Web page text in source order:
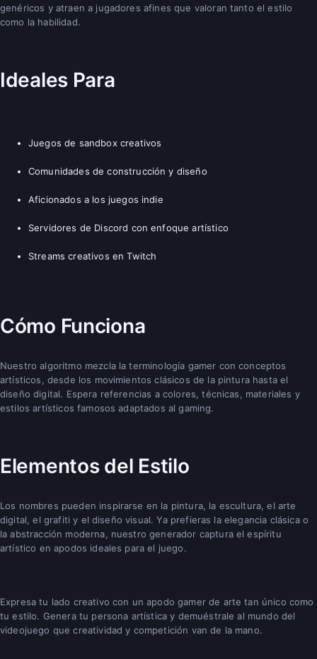
genéricos y atraen a jugadores afines que valoran tanto el estilo
como la habilidad.
Ideales Para
Juegos de sandbox creativos
Comunidades de construcción y diseño
Aficionados a los juegos indie
Servidores de Discord con enfoque artístico
Streams creativos en Twitch
Cómo Funciona
Nuestro algoritmo mezcla la terminología gamer con conceptos
artísticos, desde los movimientos clásicos de la pintura hasta el
diseño digital. Espera referencias a colores, técnicas, materiales y
estilos artísticos famosos adaptados al gaming.
Elementos del Estilo
Los nombres pueden inspirarse en la pintura, la escultura, el arte
digital, el grafiti y el diseño visual. Ya prefieras la elegancia clásica o
la abstracción moderna, nuestro generador captura el espíritu
artístico en apodos ideales para el juego.
Expresa tu lado creativo con un apodo gamer de arte tan único como
tu estilo. Genera tu persona artística y demuéstrale al mundo del
videojuego que creatividad y competición van de la mano.